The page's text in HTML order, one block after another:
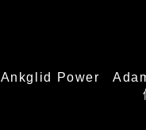
Ankglid Power